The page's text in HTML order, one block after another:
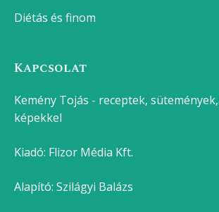
Diétás és finom
Kapcsolat
Kemény Tojás - receptek,
képekkel
Kiadó: Flizor Média Kft.
Alapító: Szilágyi Balázs